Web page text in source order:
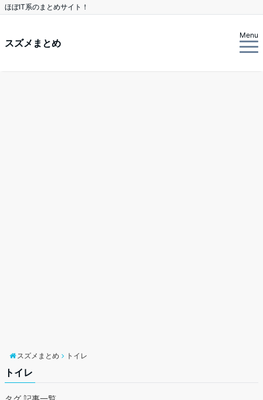
ほぼIT系のまとめサイト！
スズメまとめ
Menu
スズメまとめ トイレ
トイレ